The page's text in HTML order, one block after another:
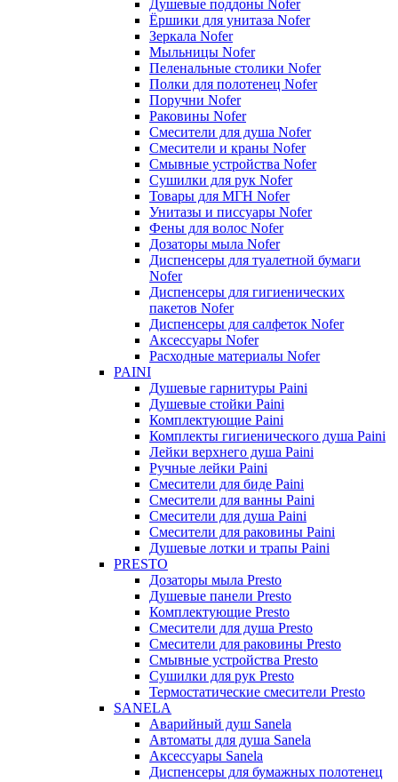
Душевые поддоны Nofer
Ёршики для унитаза Nofer
Зеркала Nofer
Мыльницы Nofer
Пеленальные столики Nofer
Полки для полотенец Nofer
Поручни Nofer
Раковины Nofer
Смесители для душа Nofer
Смесители и краны Nofer
Смывные устройства Nofer
Сушилки для рук Nofer
Товары для МГН Nofer
Унитазы и писсуары Nofer
Фены для волос Nofer
Дозаторы мыла Nofer
Диспенсеры для туалетной бумаги
Nofer
Диспенсеры для гигиенических
пакетов Nofer
Диспенсеры для салфеток Nofer
Аксессуары Nofer
Расходные материалы Nofer
PAINI
Душевые гарнитуры Paini
Душевые стойки Paini
Комплектующие Paini
Комплекты гигиенического душа Paini
Лейки верхнего душа Paini
Ручные лейки Paini
Смесители для биде Paini
Смесители для ванны Paini
Смесители для душа Paini
Смесители для раковины Paini
Душевые лотки и трапы Paini
PRESTO
Дозаторы мыла Presto
Душевые панели Presto
Комплектующие Presto
Смесители для душа Presto
Смесители для раковины Presto
Смывные устройства Presto
Сушилки для рук Presto
Термостатические смесители Presto
SANELA
Аварийный душ Sanela
Автоматы для душа Sanela
Аксессуары Sanela
Диспенсеры для бумажных полотенец